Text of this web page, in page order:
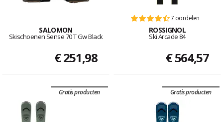
SALOMON
Skischoenen Sense 70 T Gw Black
€ 251,98
7 oordelen
ROSSIGNOL
Ski Arcade 84
€ 564,57
Gratis producten Gratis producten